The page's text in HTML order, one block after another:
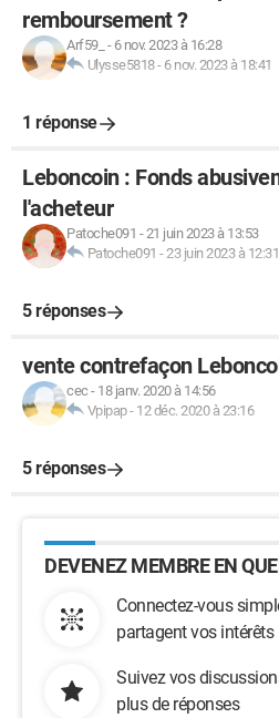
remboursement ?
Arf59_ - 6 nov. 2023 à 16:28
Ulysse5818- 6 nov. 2023 à 18:41
1 réponse
Leboncoin : Fonds
l'acheteur
Patoche091 -21 juin 2023 à 13:53
Patoche091 -23 juin 2023 à 12:31
5 réponses
vente contrefaçon
cec - 18 janv. 2020 à 14:56
Vpipap- 12 déc. 2020 à 23:16
5 réponses
DEVENEZ MEMBRE EN
Connectez-vous
partagent vos intérêts
Suivez vos
plus de réponses